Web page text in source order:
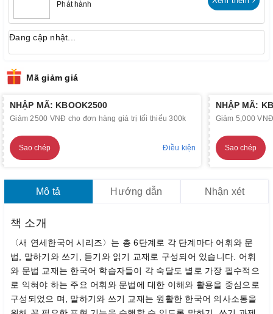
Phát hành
Đang cập nhật...
Mã giảm giá
NHẬP MÃ: KBOOK2500
Giảm 2500 VNĐ cho đơn hàng giá trị tối thiểu 300k
Sao chép Điều kiện
NHẬP MÃ:
Giảm 5,000
Sao chép
Mô tả Hướng dẫn Nhận xét
책 소개
〈새 연세한국어 시리즈〉는 총 6단계로 각 단계마다 어휘와 문
법, 말하기와 쓰기, 듣기와 읽기 교재로 구성되어 있습니다. 어휘
와 문법 교재는 한국어 학습자들이 각 숙달도 별로 가장 필수적으
로 익혀야 하는 주요 어휘와 문법에 대한 이해와 활용을 중심으로
구성되었으 며, 말하기와 쓰기 교재는 원활한 한국어 의사소통을